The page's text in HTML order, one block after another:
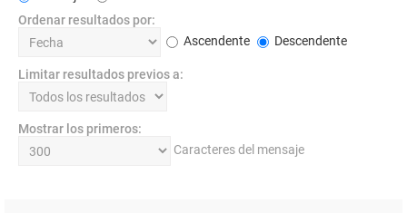
Ordenar resultados por:
Ascendente
Descendente
Limitar resultados previos a:
Mostrar los primeros:
Caracteres del mensaje